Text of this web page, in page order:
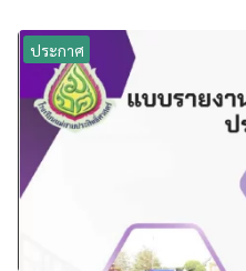
ประกาศ